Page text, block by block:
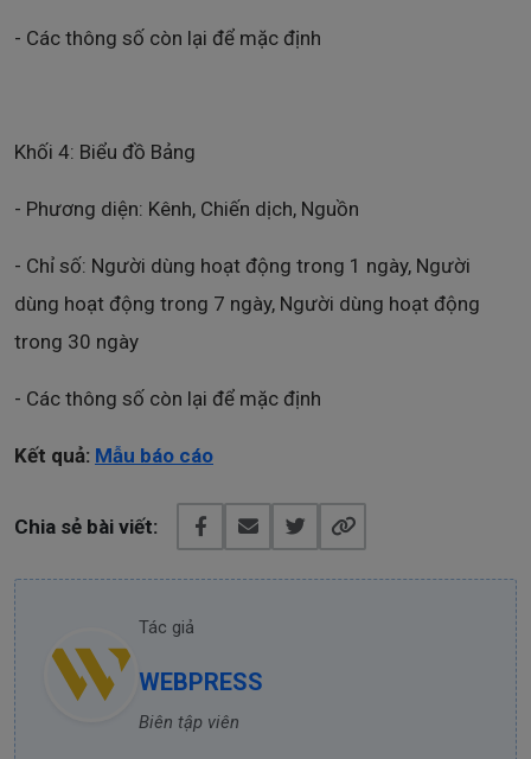
- Các thông số còn lại để mặc định
Khối 4: Biểu đồ Bảng
- Phương diện: Kênh, Chiến dịch, Nguồn
- Chỉ số: Người dùng hoạt động trong 1 ngày, Người
dùng hoạt động trong 7 ngày, Người dùng hoạt động
trong 30 ngày
- Các thông số còn lại để mặc định
Kết quả: Mẫu báo cáo
Chia sẻ bài viết:
Tác giả
WEBPRESS
Biên tập viên